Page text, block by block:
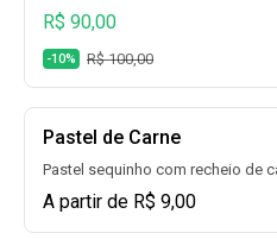
R$ 90,00
-10% R$ 100,00
Pastel de Carne
Pastel sequinho com recheio de
A partir de R$ 9,00